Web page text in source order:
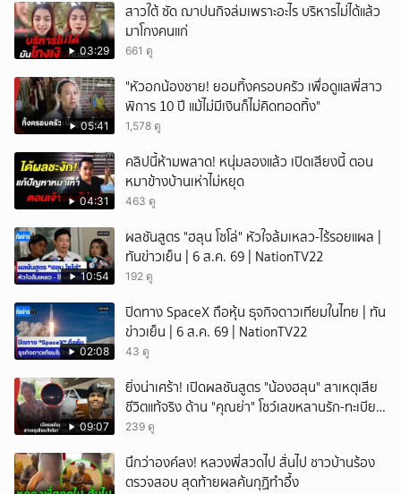
03:29
สาวใต้ ซัด ฌาปนกิจล่มเพราะอะไร บริหารไม่ได้แล้ว
มาโกงคนแก่
661 ดู
05:41
"หัวอกน้องชาย! ยอมทิ้งครอบครัว เพื่อดูแลพี่สาว
พิการ 10 ปี แม้ไม่มีเงินก็ไม่คิดทอดทิ้ง"
1,578 ดู
04:31
คลิปนี้ห้ามพลาด! หนุ่มลองแล้ว เปิดเสียงนี้ ตอน
หมาข้างบ้านเห่าไม่หยุด
463 ดู
10:54
ผลชันสูตร "ฮลุน โซโล่" หัวใจล้มเหลว-ไร้รอยแผล |
ทันข่าวเย็น | 6 ส.ค. 69 | NationTV22
192 ดู
02:08
ปิดทาง SpaceX ถือหุ้น ธุจกิจดาวเทียมในไทย | ทัน
ข่าวเย็น | 6 ส.ค. 69 | NationTV22
43 ดู
09:07
ยิ่งน่าเศร้า! เปิดผลชันสูตร "น้องฮลุน" สาเหตุเสีย
ชีวิตแท้จริง ด้าน "คุณย่า" โชว์เลขหลานรัก-ทะเบียน
รถเคลื่อนร่าง!
239 ดู
นึกว่าองค์ลง! หลวงพี่สวดไป สั่นไป ชาวบ้านร้อง
ตรวจสอบ สุดท้ายผลค้นกุฏิทำอึ้ง